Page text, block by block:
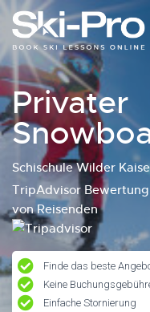
Privater
Schischule Wilder
TripAdvisor Bewertung
von Reisenden
Finde das beste
Keine
Einfache Stornierung